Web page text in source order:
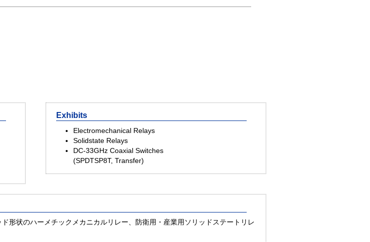
Exhibits
Electromechanical Relays
Solidstate Relays
DC-33GHz Coaxial Switches
(SPDTSP8T, Transfer)
形状のハーメチックメカニカルリレー、防衛用・産業用ソリッドステートリレ